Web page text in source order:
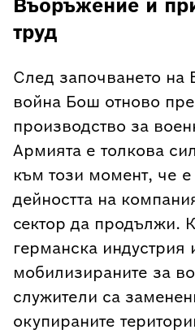
Въоръжение и
труд
След започването на
война Бош отново
производство за
Армията е толкова
към този момент, че
дейността на
сектор да продължи.
германска индустрия
мобилизираните за
служители са
окупираните